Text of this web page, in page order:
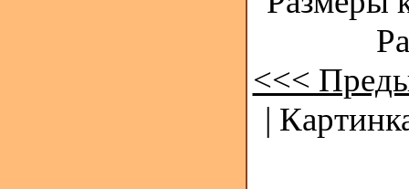
<<<
|